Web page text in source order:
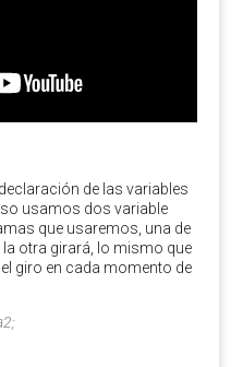
de las variables
usamos dos variable
que usaremos, una de
otra girará, lo mismo que
giro en cada momento de